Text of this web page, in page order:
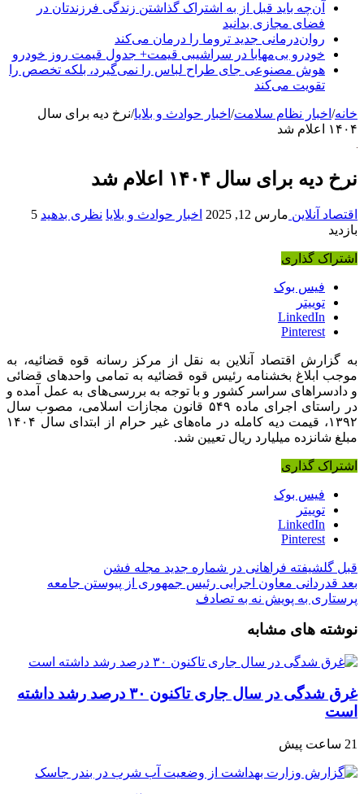
آن‌چه باید قبل از به اشتراک گذاشتن زندگی فرزندتان در
فضای مجازی بدانید
روان‌درمانی جدید تروما را درمان می‌کند
خودرو بی‌مهابا در سراشیبی قیمت+ جدول قیمت روز خودرو
هوش مصنوعی جای طراح لباس را نمی‌گیرد، بلکه تخصص را
تقویت می‌کند
خانه/ اخبار نظام سلامت/ اخبار حوادث و بلایا/نرخ دیه برای سال
۱۴۰۴ اعلام شد
نرخ دیه برای سال ۱۴۰۴ اعلام شد
اقتصاد آنلاین مارس 12, 2025 اخبار حوادث و بلایا نظری بدهید 5
بازدید
اشتراک گذاری
فیس بوک
توییتر
LinkedIn
Pinterest
به گزارش اقتصاد آنلاین به نقل از مرکز رسانه قوه قضائیه، به
موجب ابلاغ بخشنامه رئیس قوه قضائیه به تمامی واحدهای قضائی
و دادسراهای سراسر کشور و با توجه به بررسی‌های به عمل آمده و
در راستای اجرای ماده ۵۴۹ قانون مجازات اسلامی، مصوب سال
۱۳۹۲، قیمت دیه کامله در ماه‌های غیر حرام از ابتدای سال ۱۴۰۴
مبلغ شانزده میلیارد ریال تعیین شد.
اشتراک گذاری
فیس بوک
توییتر
LinkedIn
Pinterest
قبل گلشیفته فراهانی در شماره جدید مجله فشن
بعد قدردانی معاون اجرایی رئیس جمهوری از پیوستن جامعه
پرستاری به پویش نه به تصادف
نوشته های مشابه
غرق شدگی در سال جاری تاکنون ۳۰ درصد رشد داشته
است
21 ساعت پیش